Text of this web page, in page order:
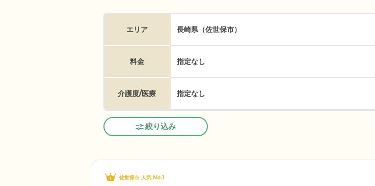
エリア 長崎県（佐世保市）
料金 指定なし
介護度/医療 指定なし
絞り込み
佐世保市 人気 No.1